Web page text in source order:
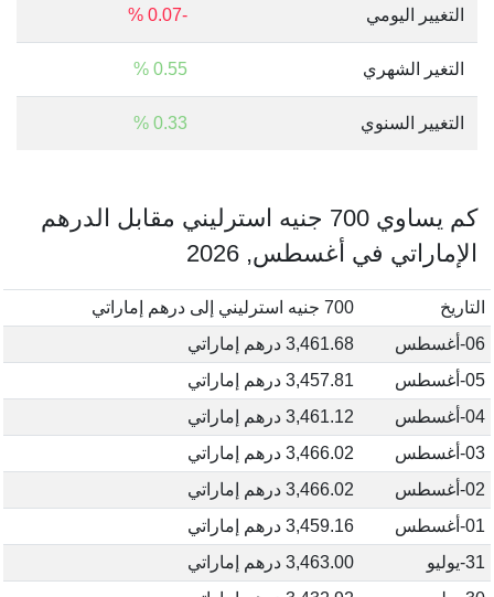
التغيير اليومي -0.07 %
التغير الشهري 0.55 %
التغيير السنوي 0.33 %
كم يساوي 700 جنيه استرليني مقابل الدرهم
الإماراتي في أغسطس, 2026
التاريخ
700 جنيه استرليني إلى درهم إماراتي
06-أغسطس
3,461.68 درهم إماراتي
05-أغسطس
3,457.81 درهم إماراتي
04-أغسطس
3,461.12 درهم إماراتي
03-أغسطس
3,466.02 درهم إماراتي
02-أغسطس
3,466.02 درهم إماراتي
01-أغسطس
3,459.16 درهم إماراتي
31-يوليو
3,463.00 درهم إماراتي